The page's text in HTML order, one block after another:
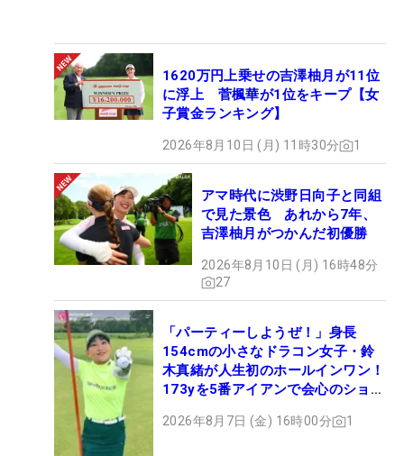
1620万円上乗せの吉澤柚月が11位
に浮上 菅楓華が1位をキープ【女
子賞金ランキング】
2026年8月10日 (月) 11時30分 1
アマ時代に渋野日向子と同組
で見た景色 あれから7年、
吉澤柚月がつかんだ初優勝
2026年8月10日 (月) 16時48分
27
「パーティーしようぜ！」身長
154cmの小さなドラコン女子・鈴
木真緒が人生初のホールインワン！
173yを5番アイアンで会心のショッ
2026年8月7日 (金) 16時00分 1